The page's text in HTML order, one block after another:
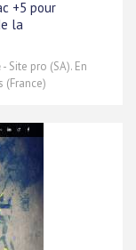
+5 pour
la
- Site pro (SA). En
(France)